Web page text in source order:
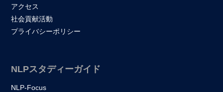
アクセス
社会貢献活動
プライバシーポリシー
NLPスタディーガイド
NLP-Focus